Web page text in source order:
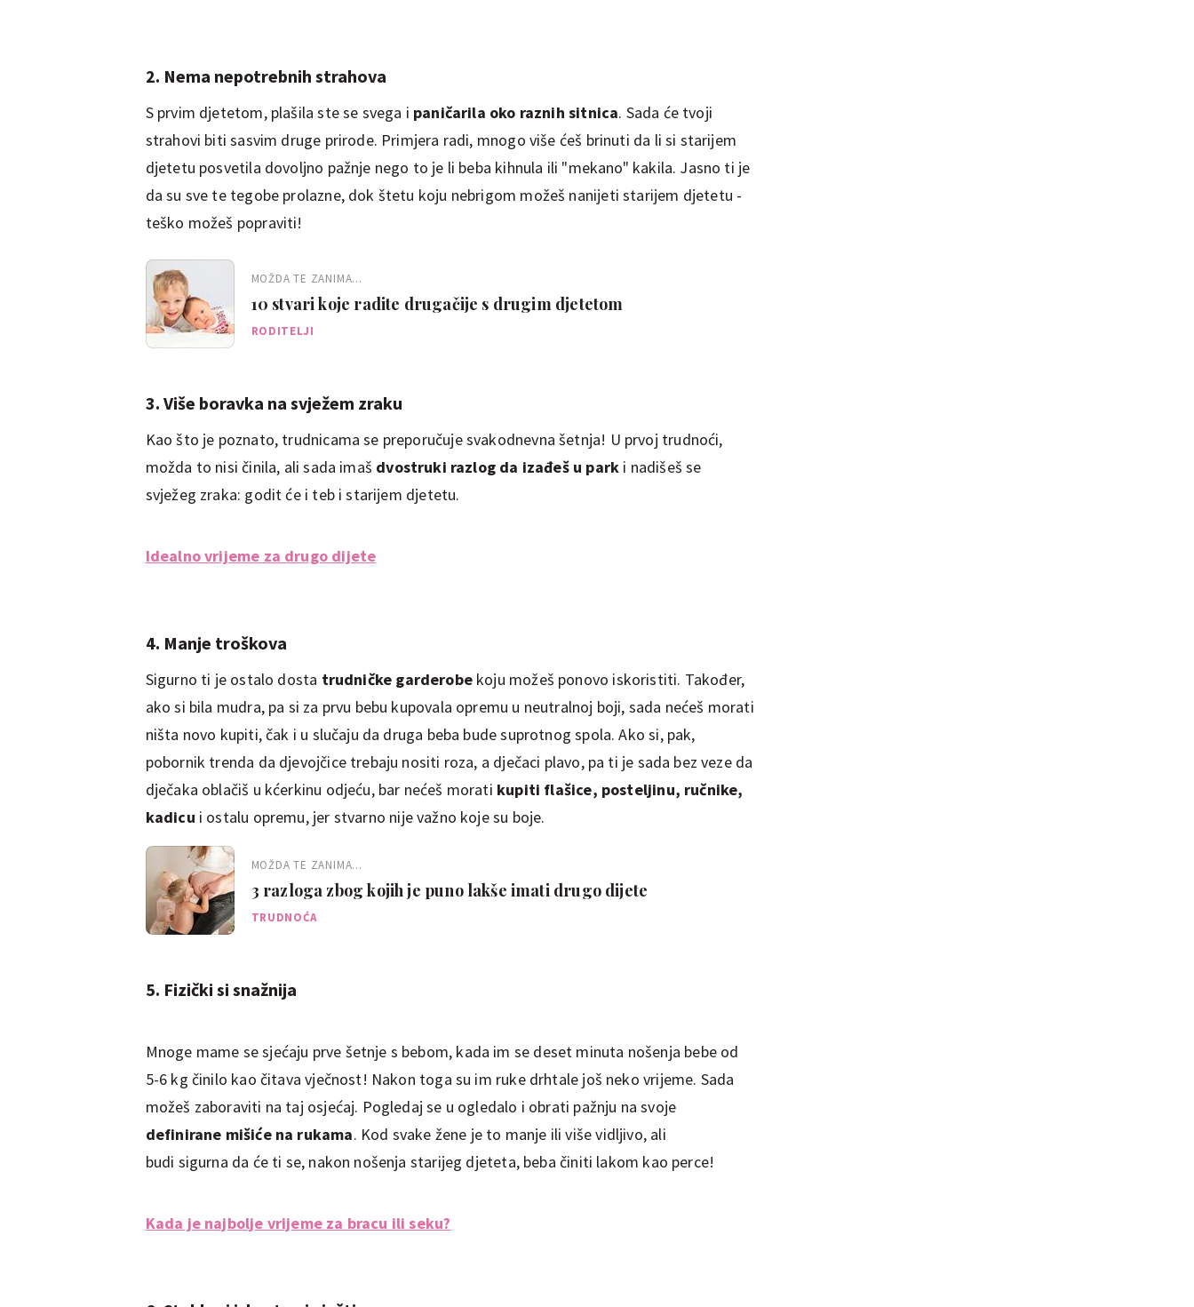
2. Nema nepotrebnih strahova
S prvim djetetom, plašila ste se svega i paničarila oko raznih sitnica. Sada će tvoji
strahovi biti sasvim druge prirode. Primjera radi, mnogo više ćeš brinuti da li si starijem
djetetu posvetila dovoljno pažnje nego to je li beba kihnula ili "mekano" kakila. Jasno ti je
da su sve te tegobe prolazne, dok štetu koju nebrigom možeš nanijeti starijem djetetu -
teško možeš popraviti!
MOŽDA TE ZANIMA...
10 stvari koje radite drugačije s drugim djetetom
RODITELJI
3. Više boravka na svježem zraku
Kao što je poznato, trudnicama se preporučuje svakodnevna šetnja! U prvoj trudnoći,
možda to nisi činila, ali sada imaš dvostruki razlog da izađeš u park i nadišeš se
svježeg zraka: godit će i teb i starijem djetetu.
Idealno vrijeme za drugo dijete
4. Manje troškova
Sigurno ti je ostalo dosta trudničke garderobekoju možeš ponovo iskoristiti. Također,
ako si bila mudra, pa si za prvu bebu kupovala opremu u neutralnoj boji, sada nećeš morati
ništa novo kupiti, čak i u slučaju da druga beba bude suprotnog spola. Ako si, pak,
pobornik trenda da djevojčice trebaju nositi roza, a dječaci plavo, pa ti je sada bez veze da
dječaka oblačiš u kćerkinu odjeću, bar nećeš morati kupiti flašice, posteljinu, ručnike,
kadicu i ostalu opremu, jer stvarno nije važno koje su boje.
MOŽDA TE ZANIMA...
3 razloga zbog kojih je puno lakše imati drugo dijete
TRUDNOĆA
5. Fizički si snažnija
Mnoge mame se sjećaju prve šetnje s bebom, kada im se deset minuta nošenja bebe od
5-6 kg činilo kao čitava vječnost! Nakon toga su im ruke drhtale još neko vrijeme. Sada
možeš zaboraviti na taj osjećaj. Pogledaj se u ogledalo i obrati pažnju na svoje
definirane mišiće na rukama. Kod svake žene je to manje ili više vidljivo, ali
budi sigurna da će ti se, nakon nošenja starijeg djeteta, beba činiti lakom kao perce!
Kada je najbolje vrijeme za bracu ili seku?